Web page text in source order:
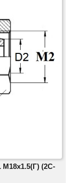
(2C-